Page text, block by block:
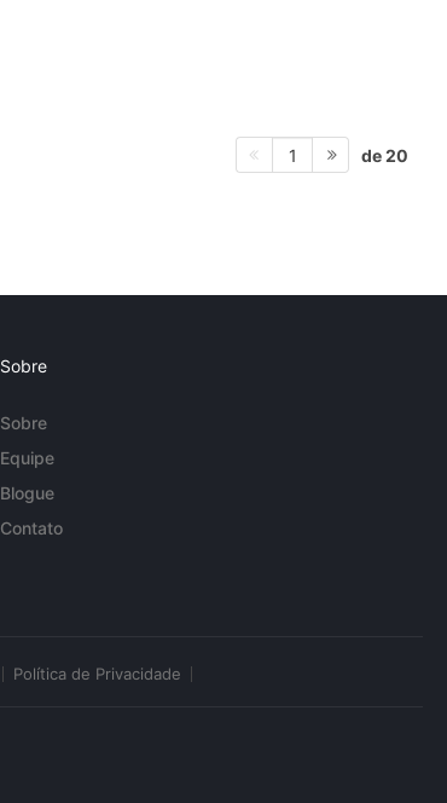
1 de 20
Sobre
Sobre
Equipe
Blogue
Contato
Política de Privacidade